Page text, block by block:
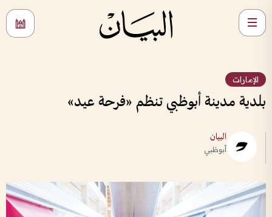
الإمارات
بلدية مدينة أبوظبي تنظم «فرحة عيد»
البيان
أبوظبي